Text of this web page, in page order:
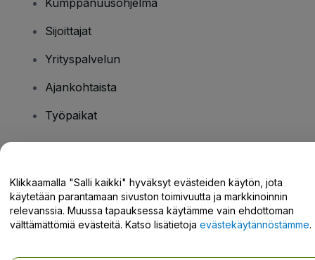
Kumppanuusohjelma
Sijoittajat
Yrityspalvelun
Ajankohtaista
Työpaikat
Tukikeskus / Ota meihin yhteyttä
Klikkaamalla "Salli kaikki" hyväksyt evästeiden käytön, jota
käytetään parantamaan sivuston toimivuutta ja markkinoinnin
relevanssia. Muussa tapauksessa käytämme vain ehdottoman
välttämättömiä evästeitä. Katso lisätietoja evästekäytännöstämme.